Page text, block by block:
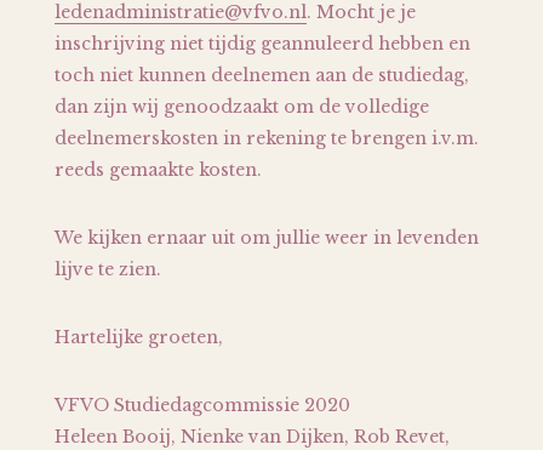
ledenadministratie@vfvo.nl. Mocht je je
inschrijving niet tijdig geannuleerd hebben en
toch niet kunnen deelnemen aan de studiedag,
dan zijn wij genoodzaakt om de volledige
deelnemerskosten in rekening te brengen i.v.m.
reeds gemaakte kosten.
We kijken ernaar uit om jullie weer in levenden
lijve te zien.
Hartelijke groeten,
VFVO Studiedagcommissie 2020
Heleen Booij, Nienke van Dijken, Rob Revet,